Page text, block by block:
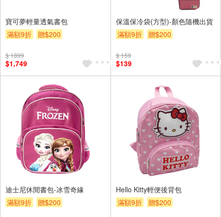
寶可夢輕量透氣書包
滿額9折
贈$200
$ 1899
$1,749
保溫保冷袋(方型)-顏色隨機出貨
滿額9折
贈$200
$ 159
$139
迪士尼休閒書包-冰雪奇緣
滿額9折
贈$200
Hello Kitty輕便後背包
滿額9折
贈$200